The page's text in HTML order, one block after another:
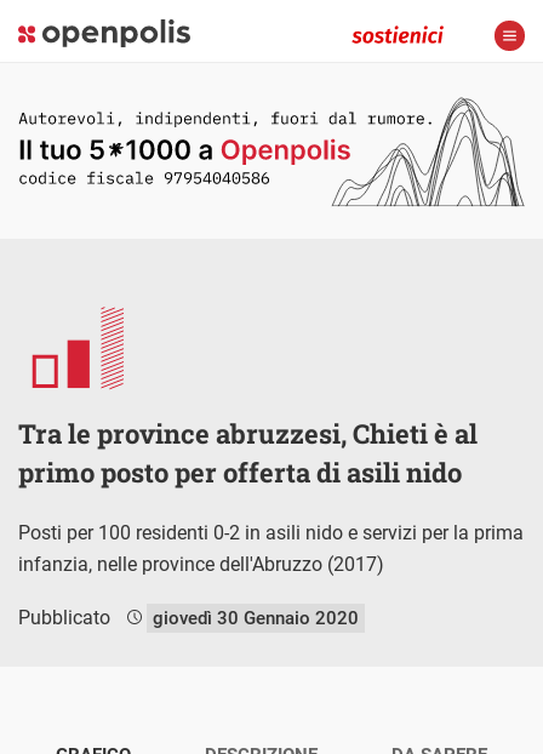
Tra le province abruzzesi, Chieti è al
primo posto per offerta di asili nido
Posti per 100 residenti 0-2 in asili nido e servizi per la prima
infanzia, nelle province dell'Abruzzo (2017)
Pubblicato giovedì 30 Gennaio 2020